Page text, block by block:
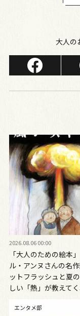
大人の
2026.08.06 00:00
「大人のための絵本
ル・アンヌさんの名
ットフラッシュと夏
しい「熱」が教えて
『やばっ！』～vol.47
エンタメ部